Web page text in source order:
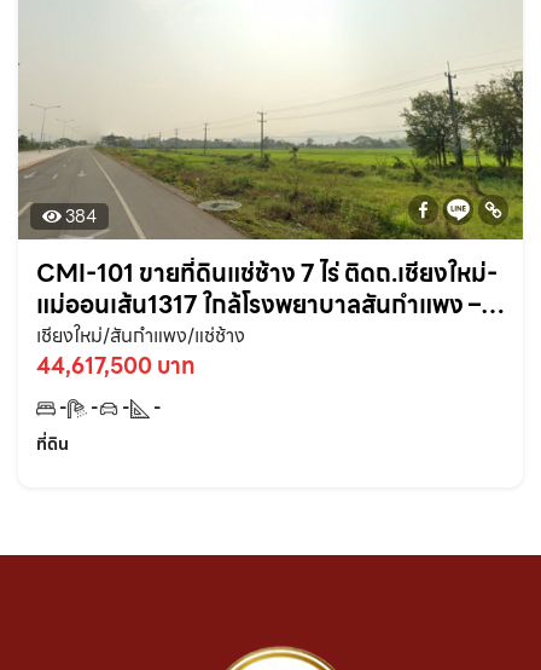
384
CMI-101 ขายที่ดินแช่ช้าง 7 ไร่ ติดถ.เชียงใหม่-
แม่ออนเส้น1317 ใกล้โรงพยาบาลสันกำแพง – 2
กม. จ.เชียงใหม่
เชียงใหม่/สันกำแพง/แช่ช้าง
44,617,500 บาท
- - -
-
ที่ดิน